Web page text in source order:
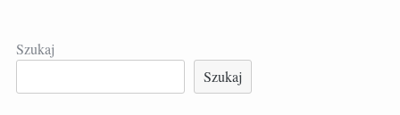
Szukaj
Szukaj